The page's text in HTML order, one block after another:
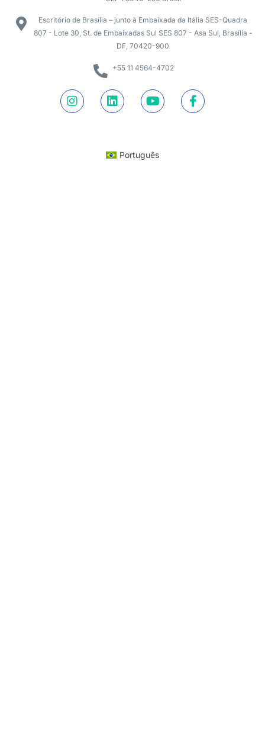
Escritório de Brasília – junto à Embaixada da Itália SES-Quadra
807 - Lote 30, St. de Embaixadas Sul SES 807 - Asa Sul, Brasília -
DF, 70420-900
+55 11 4564-4702
Português